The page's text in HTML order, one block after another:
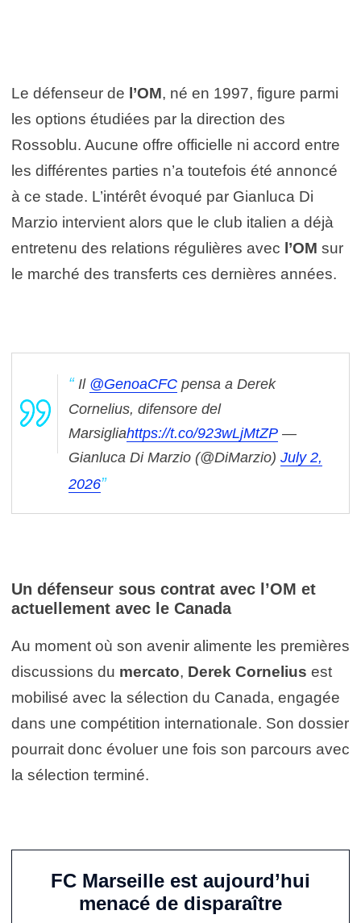
Le défenseur de l’OM, né en 1997, figure parmi
les options étudiées par la direction des
Rossoblu. Aucune offre officielle ni accord entre
les différentes parties n’a toutefois été annoncé
à ce stade. L’intérêt évoqué par Gianluca Di
Marzio intervient alors que le club italien a déjà
entretenu des relations régulières avec l’OM sur
le marché des transferts ces dernières années.
Il @GenoaCFC pensa a Derek
Cornelius, difensore del
Marsigliahttps://t.co/923wLjMtZP —
Gianluca Di Marzio (@DiMarzio) July 2,
2026
Un défenseur sous contrat avec l’OM et
actuellement avec le Canada
Au moment où son avenir alimente les premières
discussions du mercato, Derek Cornelius est
mobilisé avec la sélection du Canada, engagée
dans une compétition internationale. Son dossier
pourrait donc évoluer une fois son parcours avec
la sélection terminé.
FC Marseille est aujourd’hui
menacé de disparaître